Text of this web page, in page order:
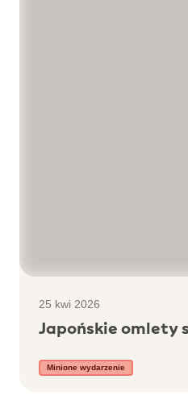
25 kwi 2026
Japońskie omlety
Minione wydarzenie